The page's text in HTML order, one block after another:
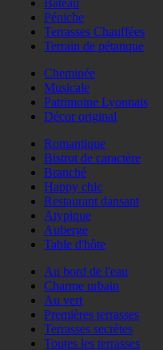
Bateau
Péniche
Terrasses Chauffées
Terrain de pétanque
Cheminée
Musicale
Patrimoine Lyonnais
Décor original
Romantique
Bistrot de caractère
Branché
Happy chic
Restaurant dansant
Atypique
Auberge
Table d'hôte
Au bord de l'eau
Charme urbain
Au vert
Premières terrasses
Terrasses secrètes
Toutes les terrasses